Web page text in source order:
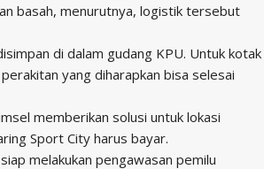
basah, menurutnya, logistik tersebut
di dalam gudang KPU. Untuk kotak
yang diharapkan bisa selesai
memberikan solusi untuk lokasi
Sport City harus bayar.
melakukan pengawasan pemilu